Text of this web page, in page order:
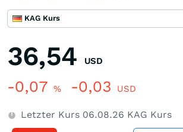
KAG Kurs
36,54 USD
-0,07 % -0,03 USD
Letzter Kurs 06.08.26 KAG Kurs